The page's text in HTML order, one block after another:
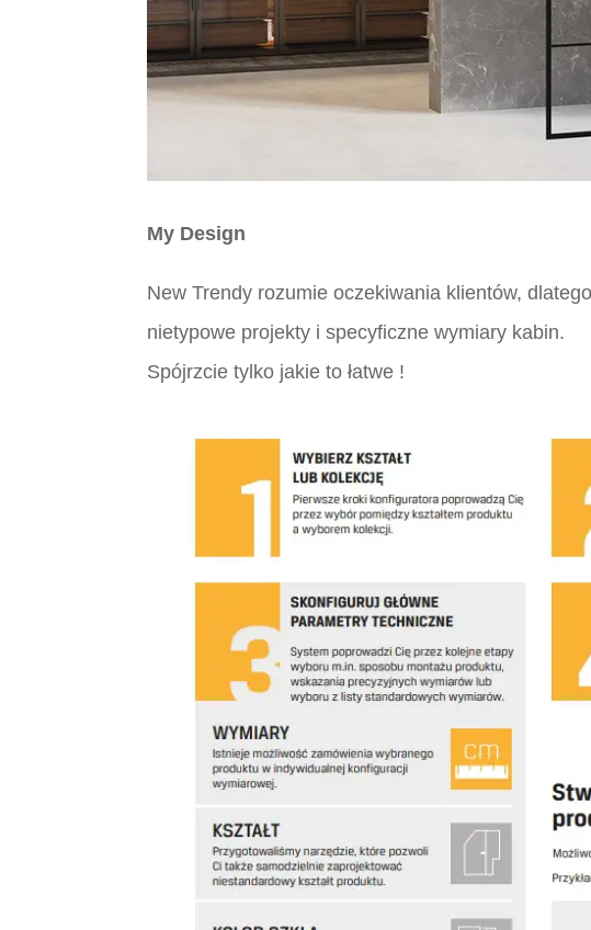
My Design
New Trendy rozumie oczekiwania klientów,
nietypowe projekty i specyficzne wymiary kabin.
Spójrzcie tylko jakie to łatwe !